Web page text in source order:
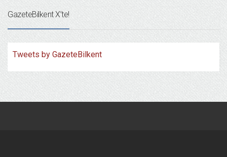
GazeteBilkent X’te!
Tweets by GazeteBilkent